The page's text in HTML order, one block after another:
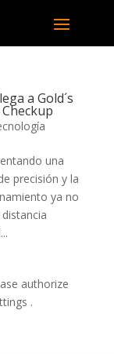
a Gold´s
una
precisión y la
ya no
authorize
.